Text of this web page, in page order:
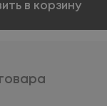
в корзину